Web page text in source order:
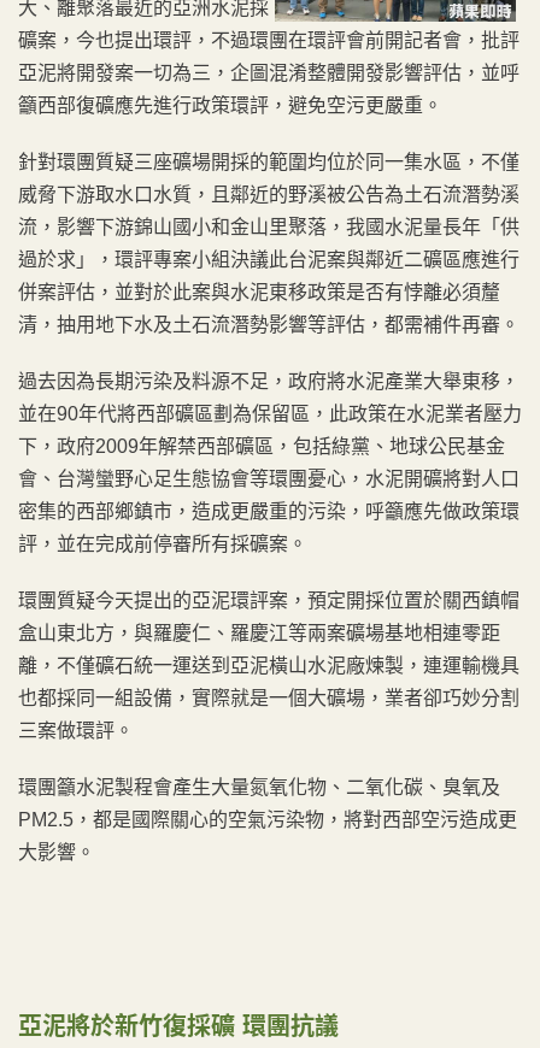
大、離聚落最近的亞洲水泥採
礦案，今也提出環評，不過環團在環評會前開記者會，批評
亞泥將開發案一切為三，企圖混淆整體開發影響評估，並呼
籲西部復礦應先進行政策環評，避免空污更嚴重。
針對環團質疑三座礦場開採的範圍均位於同一集水區，不僅
威脅下游取水口水質，且鄰近的野溪被公告為土石流潛勢溪
流，影響下游錦山國小和金山里聚落，我國水泥量長年「供
過於求」，環評專案小組決議此台泥案與鄰近二礦區應進行
併案評估，並對於此案與水泥東移政策是否有悖離必須釐
清，抽用地下水及土石流潛勢影響等評估，都需補件再審。
過去因為長期污染及料源不足，政府將水泥產業大舉東移，
並在90年代將西部礦區劃為保留區，此政策在水泥業者壓力
下，政府2009年解禁西部礦區，包括綠黨、地球公民基金
會、台灣蠻野心足生態協會等環團憂心，水泥開礦將對人口
密集的西部鄉鎮市，造成更嚴重的污染，呼籲應先做政策環
評，並在完成前停審所有採礦案。
環團質疑今天提出的亞泥環評案，預定開採位置於關西鎮帽
盒山東北方，與羅慶仁、羅慶江等兩案礦場基地相連零距
離，不僅礦石統一運送到亞泥橫山水泥廠煉製，連運輸機具
也都採同一組設備，實際就是一個大礦場，業者卻巧妙分割
三案做環評。
環團籲水泥製程會產生大量氮氧化物、二氧化碳、臭氧及
PM2.5，都是國際關心的空氣污染物，將對西部空污造成更
大影響。
亞泥將於新竹復採礦 環團抗議